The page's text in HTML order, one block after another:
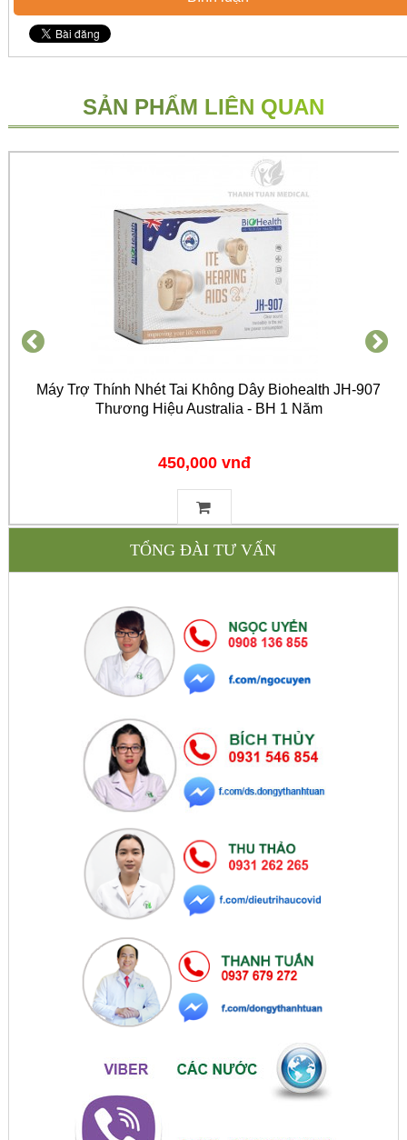
SẢN PHẨM LIÊN QUAN
Máy Trợ Thính Nhét Tai Không Dây Biohealth JH-907
Thương Hiệu Australia - BH 1 Năm
450,000 vnđ
TỔNG ĐÀI TƯ VẤN